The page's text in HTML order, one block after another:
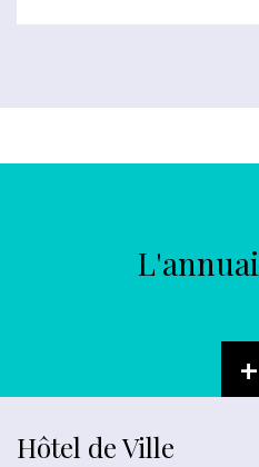
+
Hôtel de Ville